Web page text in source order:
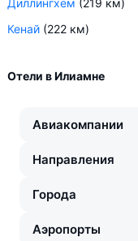
Диллингхем (219 км)
Кенай (222 км)
Отели в Илиамне
Авиакомпании
Направления
Города
Аэропорты